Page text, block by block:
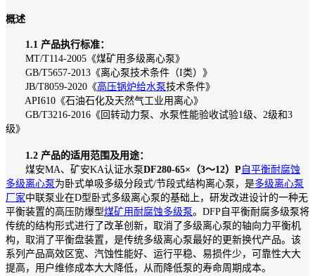
概述
1.1 产品执行标准：
MT/T114-2005《煤矿用多级离心泵》
GB/T5657-2013《离心泵技术条件（I类）》
JB/T8059-2020《高压锅炉给水泵技术条件》
API610《石油石化及天然气工业用离心》
GB/T3216-2016《回转动力泵、水泵性能验收试验1级、2级和3
级》
1.2 产品的适用范围及用途：
煤安MA、矿安KA认证水泵DF280-65×（3～12）P 自平衡耐腐蚀
多级离心泵 为卧式单吸多级分段式/节段式结构离心泵，是多级离心泵
厂家中联泵业在D型卧式多级离心泵的基础上，研发改进设计的一种无
平衡装置的高压防爆型煤矿用耐腐蚀多级泵。DFP自平衡耐腐多级泵将
传统的结构形式进行了改革创新，取消了多级离心泵的轴向力平衡机
构，取消了平衡盘装置，是传统多级离心泵最好的更新换代产品。该
系列产品高效区宽、汽蚀性能好、运行平稳、易损件少，可靠性大大
提高，用户维修成本大大降低，从而降低泵的寿命周期成本。